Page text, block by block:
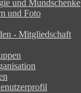
und Mundschenke
und Foto
- Mitgliedschaft